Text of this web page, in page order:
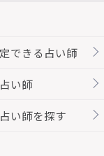
できる占い師
い師
い師を探す